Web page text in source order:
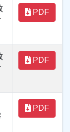
PDF
PDF
PDF